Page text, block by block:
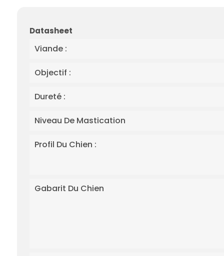
Datasheet
Viande :
Objectif :
Dureté :
Niveau De Mastication
Profil Du Chien :
Gabarit Du Chien